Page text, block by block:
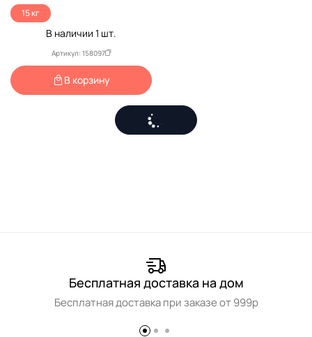
15 кг
В наличии 1 шт.
Артикул: 158097
В корзину
Бесплатная доставка на дом
Бесплатная доставка при заказе от 999р